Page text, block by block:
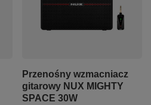
Przenośny wzmacniacz
gitarowy NUX MIGHTY
SPACE 30W